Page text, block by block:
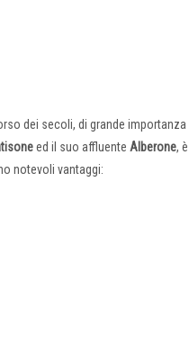
dei secoli, di grande
ed il suo affluente Alberone,
notevoli vantaggi: